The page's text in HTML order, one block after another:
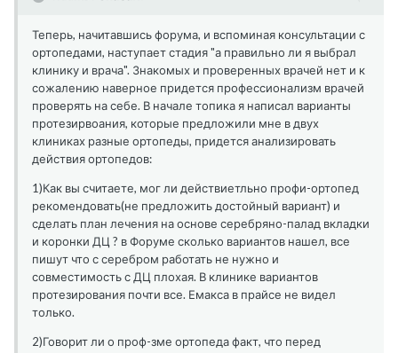
Теперь, начитавшись форума, и вспоминая консультации с
ортопедами, наступает стадия "а правильно ли я выбрал
клинику и врача". Знакомых и проверенных врачей нет и к
сожалению наверное придется профессионализм врачей
проверять на себе. В начале топика я написал варианты
протезирвоания, которые предложили мне в двух
клиниках разные ортопеды, придется анализировать
действия ортопедов:
1)Как вы считаете, мог ли действиетльно профи-ортопед
рекомендовать(не предложить достойный вариант) и
сделать план лечения на основе серебряно-палад вкладки
и коронки ДЦ ? в Форуме сколько вариантов нашел, все
пишут что с серебром работать не нужно и
совместимость с ДЦ плохая. В клинике вариантов
протезирования почти все. Емакса в прайсе не видел
только.
2)Говорит ли о проф-зме ортопеда факт, что перед